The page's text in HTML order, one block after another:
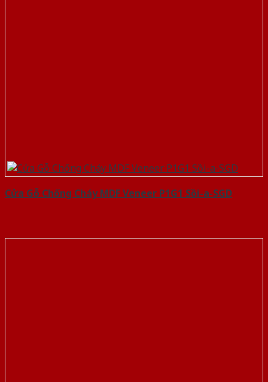
Cửa Gỗ Chống Cháy MDF Veneer P1G1 Sồi-a-SGD